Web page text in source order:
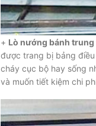
+ Lò nướng bánh
được trang bị bảng
cháy cục bộ hay sống
và muốn tiết kiệm chi